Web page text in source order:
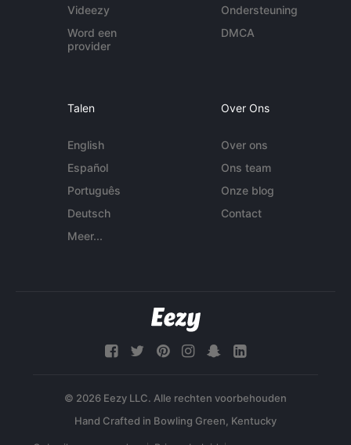
Videezy
Word een
provider
Ondersteuning
DMCA
Talen
English
Español
Português
Deutsch
Meer...
Over Ons
Over ons
Ons team
Onze blog
Contact
© 2026 Eezy LLC. Alle rechten voorbehouden